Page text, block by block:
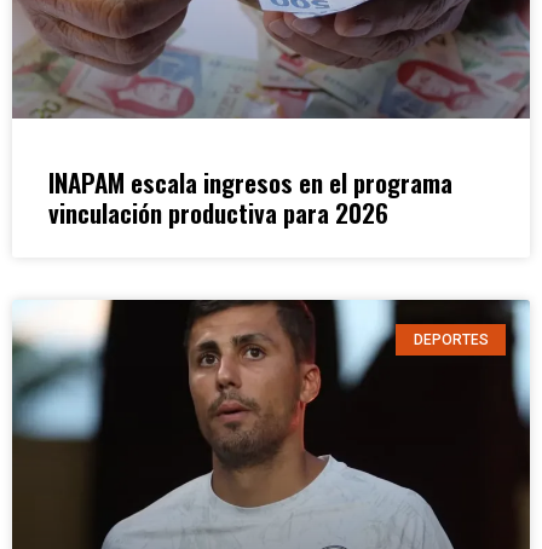
INAPAM escala ingresos en el programa
vinculación productiva para 2026
DEPORTES